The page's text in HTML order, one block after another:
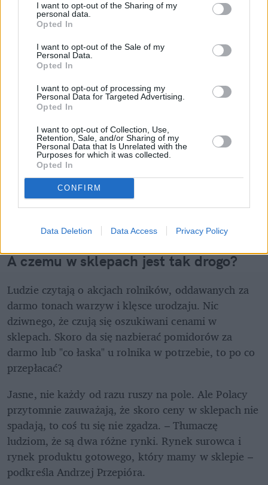
I want to opt-out of the Sharing of my
personal data.
Opted In
I want to opt-out of the Sale of my
Personal Data.
Opted In
I want to opt-out of processing my
Personal Data for Targeted Advertising.
Opted In
I want to opt-out of Collection, Use,
Retention, Sale, and/or Sharing of my
Personal Data that Is Unrelated with the
Purposes for which it was collected.
Opted In
CONFIRM
Data Deletion Data Access Privacy Policy
A czemu w sklepach jest tak drogo?
Ludzie czytają o akcjach rolników, oddawanych za
darmo tonach warzyw i klęsce urodzaju. Nic
dziwnego, że czują się oszukiwani cenami w
sklepach. Skoro da się nazbierać pomidorów za
darmo lub "co łaska" u rolnika w potrzebie, to po co
przepłacać?
Jasne, nie każdy od razu ruszy na pole. Ale Polacy
przytomnie zauważają, że skoro ceny w sklepach nie
spadają, to coś tu się nie zgadza. – Tłumaczę
ludziom, że są dwa różne rynki. Rynek surowca i
rynek produktu gotowego, który mamy w sklepie –
podkreśla Andrzej Przepióra.